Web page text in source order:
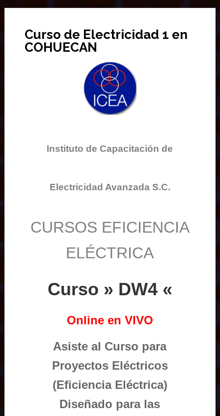
Curso de Electricidad 1 en
COHUECAN
Instituto de Capacitación de
Electricidad Avanzada S.C.
CURSOS EFICIENCIA
ELÉCTRICA
Curso » DW4 «
Online en VIVO
Asiste al Curso para
Proyectos Eléctricos
(Eficiencia Eléctrica)
Diseñado para las